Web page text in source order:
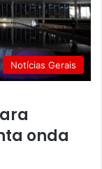
Notícias Gerais
onda